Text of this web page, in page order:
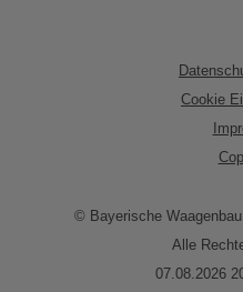
Cookie
© Bayerische
Alle
07.08.2026